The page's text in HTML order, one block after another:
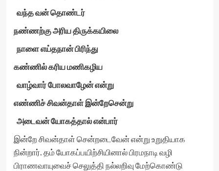
வந்த வன் தொண்டர்
நண்ணற்கு அரிய திருக்கயிலை
நாளை எய்தநான் பிரிந்து
கண்ணில் கரிய மணிகழிய
வாழ்வார் போலவாழேன் என்று
எண்ணிச் சிவன்தாள் இன்றேசென்று
அடைவன் யோகத்தால் என்பார்
இன்றே சிவன்தாள் சென்றடைவேன் என்று உறுதியாக
நின்றார். தம் யோகப்பயிற்சியினால் பிரமநாடி வழி
பிராணவாயுவைச் செலுத்தி நல்லறிவு மேற்கொண்டு